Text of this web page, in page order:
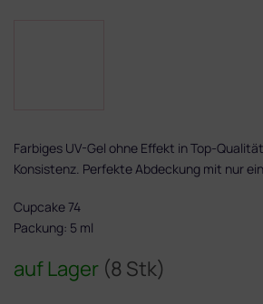
auf Lager (8 Stk)
Farbiges UV-Gel ohne Effekt in Top-
Konsistenz. Perfekte Abdeckung mit nur
Cupcake 74
Packung: 5 ml